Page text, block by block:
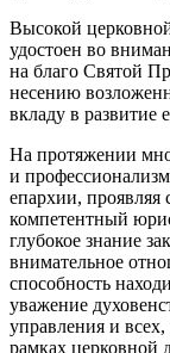
Высокой
удостоен во
на благо Святой
несению
вкладу в развитие
На протяжении
и
епархии, проявляя
компетентный
глубокое знание
внимательное
способность
уважение
управления и
рамках церковной